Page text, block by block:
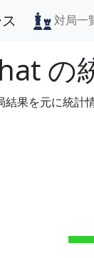
対局一
の
果を元に統計